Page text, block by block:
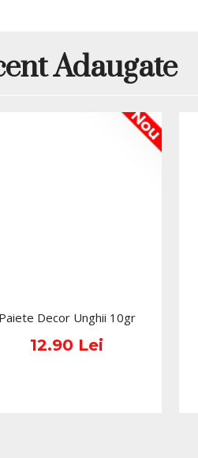
Adaugate
Nou
Paiete Decor Unghii 10gr
12.90 Lei